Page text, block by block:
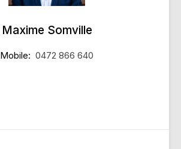
Maxime Somville
Mobile: 0472 866 640